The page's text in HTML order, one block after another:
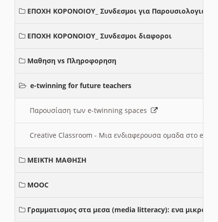
ΕΠΟΧΗ ΚΟΡΟΝΟΙΟΥ_ Συνδεσμοι για Παρουσιολογια
ΕΠΟΧΗ ΚΟΡΟΝΟΙΟΥ_ Συνδεσμοι διαφοροι
Μαθηση vs Πληροφορηση
e-twinning for future teachers
Παρουσίαση των e-twinning spaces
Creative Classroom - Μια ενδιαφερουσα ομαδα στο e-
ΜΕΙΚΤΗ ΜΑΘΗΣΗ
MOOC
Γραμματισμος στα μεσα (media litteracy): ενα μικρο